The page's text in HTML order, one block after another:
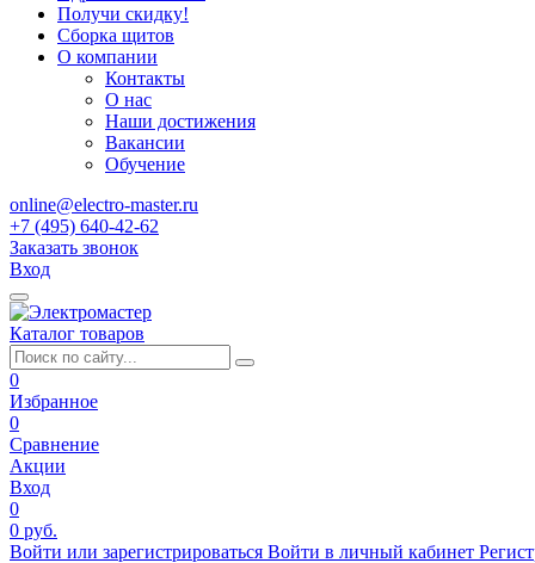
Получи скидку!
Сборка щитов
О компании
Контакты
О нас
Наши достижения
Вакансии
Обучение
online@electro-master.ru
+7 (495) 640-42-62
Заказать звонок
Вход
Каталог товаров
0
Избранное
0
Сравнение
Акции
Вход
0
0 руб.
Войти или зарегистрироваться Войти в личный кабинет